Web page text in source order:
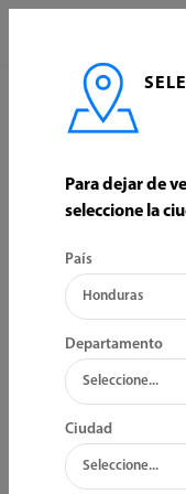
ELECTRICIDAD
ORDENAR POR:
Para dejar de
seleccione la
País
Departamento
Ciudad